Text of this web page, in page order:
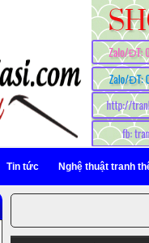
Tin tức Nghệ thuật tranh